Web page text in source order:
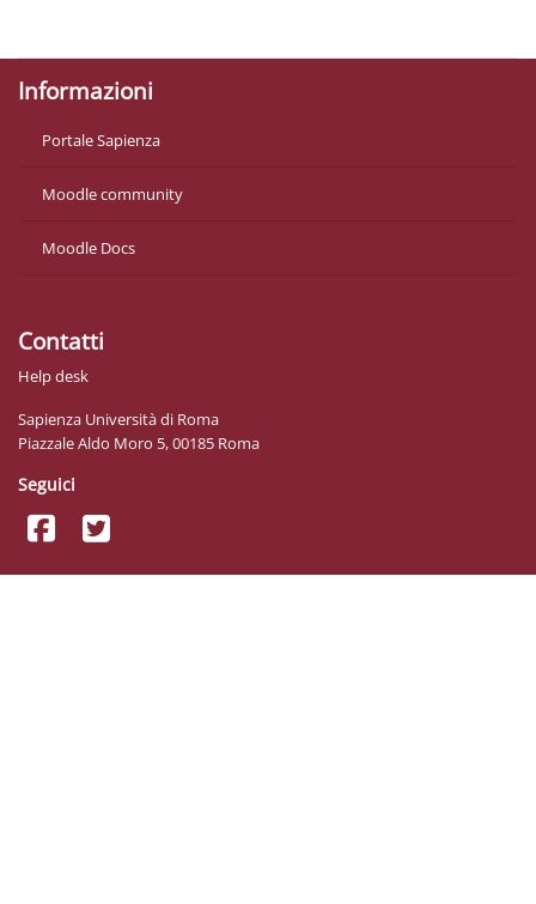
Informazioni
Portale Sapienza
Moodle community
Moodle Docs
Contatti
Help desk
Sapienza Università di Roma
Piazzale Aldo Moro 5, 00185 Roma
Seguici